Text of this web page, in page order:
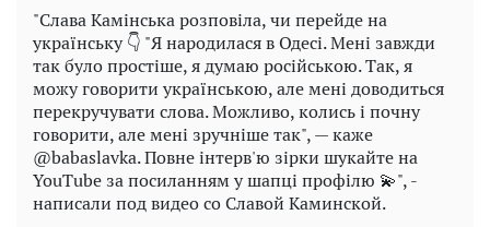
"Слава Камінська розповіла, чи перейде на
українську 👇 "Я народилася в Одесі. Мені завжди
так було простіше, я думаю російською. Так, я
можу говорити українською, але мені доводиться
перекручувати слова. Можливо, колись і почну
говорити, але мені зручніше так", — каже
@babaslavka. Повне інтерв'ю зірки шукайте на
YouTube за посиланням у шапці профілю 💫", -
написали под видео со Славой Каминской.